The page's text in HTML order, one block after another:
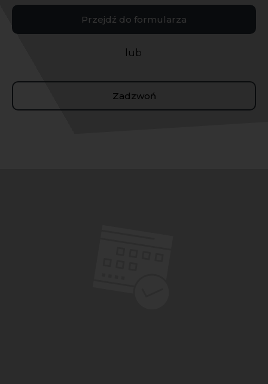
Przejdź do formularza
lub
Zadzwoń